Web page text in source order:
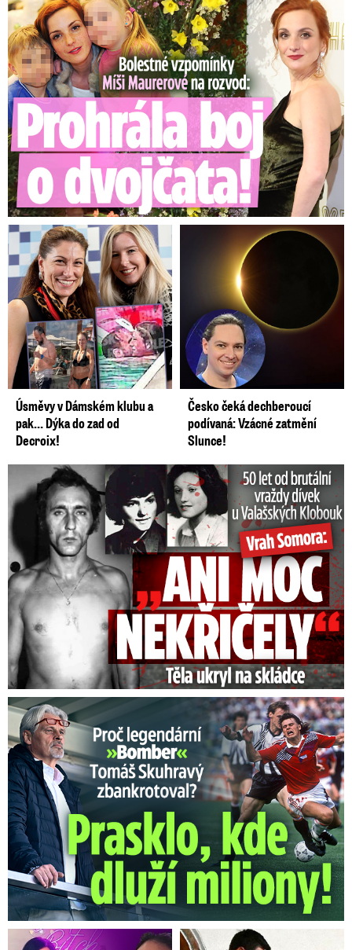
Bolestné vzpomínky Míši Maurerové: Prohrála boj o dvojčata!
Úsměvy v Dámském klubu a
pak… Dýka do zad od
Decroix!
Česko čeká dechberoucí
podívaná: Vzácné zatmění
Slunce!
50 let od běsnění Somory: Těla dívek vrah ukryl na skládce
Proč Skuhravý zbankrotoval? Prasklo, kde dluží miliony!